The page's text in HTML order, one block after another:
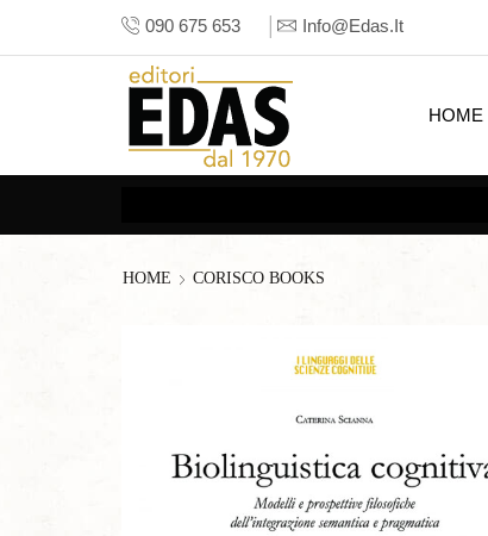
090 675 653 Info@edas.it
HOME
HOME CORISCO BOOKS